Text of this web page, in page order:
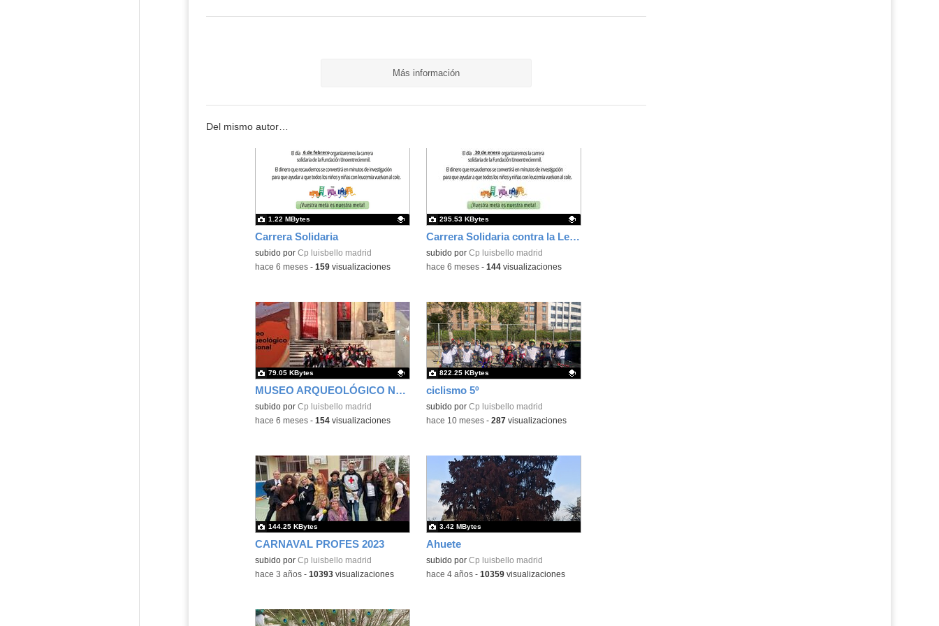
Más información
Del mismo autor…
Carrera Solidaria
Contenido educativo.
subido por Cp luisbello madrid
1.22 MBytes
-hace 6 meses- 159visualizaciones
Carrera Solidaria contra la Leucemia Infantil
Contenido educativo.
subido por Cp luisbello madrid
295.53 KBytes
-hace 6 meses- 144visualizaciones
MUSEO ARQUEOLÓGICO NACIONAL
Contenido educativo.
subido por Cp luisbello madrid
79.05 KBytes
-hace 6 meses- 154visualizaciones
ciclismo 5º
Contenido educativo.
subido por Cp luisbello madrid
822.25 KBytes
-hace 10 meses- 287visualizaciones
CARNAVAL PROFES 2023
subido por Cp luisbello madrid
144.25 KBytes
-hace 3 años- 10393visualizaciones
Ahuete
subido por Cp luisbello madrid
3.42 MBytes
-hace 4 años- 10359visualizaciones